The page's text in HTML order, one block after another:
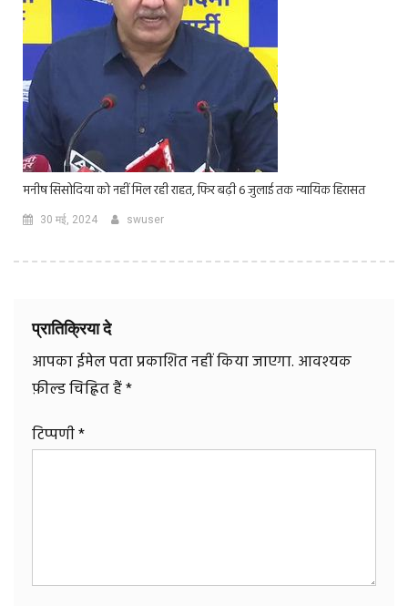
मनीष सिसोदिया को नहीं मिल रही राहत, फिर बढ़ी 6 जुलाई तक न्यायिक हिरासत
30 मई, 2024 swuser
प्रातिक्रिया दे
आपका ईमेल पता प्रकाशित नहीं किया जाएगा. आवश्यक
फ़ील्ड चिह्नित हैं*
टिप्पणी*